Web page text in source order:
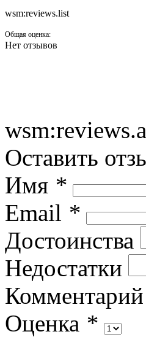
wsm:reviews.list
Общая оценка:
Нет отзывов
Оставить
Имя *
Email *
Достоинства
Недостатки
Комментарий
Оценка *